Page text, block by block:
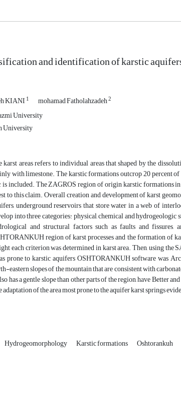
and identification of karstic
KIANI 1 mohamad Fatholahzadeh2
University
University
karst areas refers to individual areas that shaped by the
with limestone. The karstic formations outcrop 20 percent
is included. The ZAGROS region of origin karstic formations
to this claim. Overall creation and development of karst
underground reservoirs that store water in a web of
into three categories: physical, chemical and
and structural factors such as faults and
region of karst processes and the formation of
each criterion was determined in karst area. Then, using the
prone to karstic aquifers OSHTORANKUH software was
eastern slopes of the mountain that are consistent with
has a gentle slope than other parts of the region, have Better
adaptation of the area most prone to the aquifer karst springs
Hydrogeomorphology Karstic formations Oshtorankuh